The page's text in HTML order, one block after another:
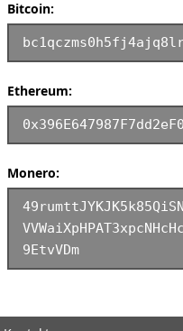
Bitcoin:
Ethereum:
Monero:
9EtvVDm